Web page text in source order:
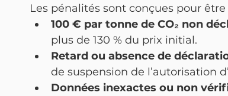
Les pénalités sont conçues pour être
100 € par tonne de CO₂ non
plus de 130 % du prix initial.
Retard ou absence de
de suspension de l’autorisation
Données inexactes ou non